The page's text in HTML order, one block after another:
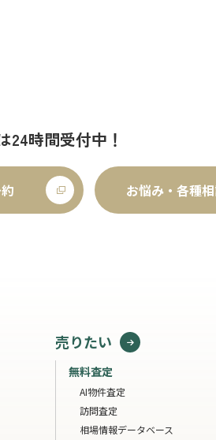
24時間受付中！
お悩み・各種
売りたい
無料査定
AI物件査定
訪問査定
相場情報データベース